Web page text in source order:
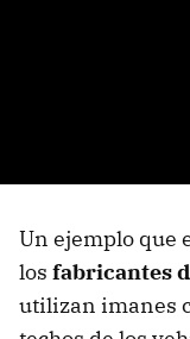
Un ejemplo que
los fabricantes
utilizan imanes